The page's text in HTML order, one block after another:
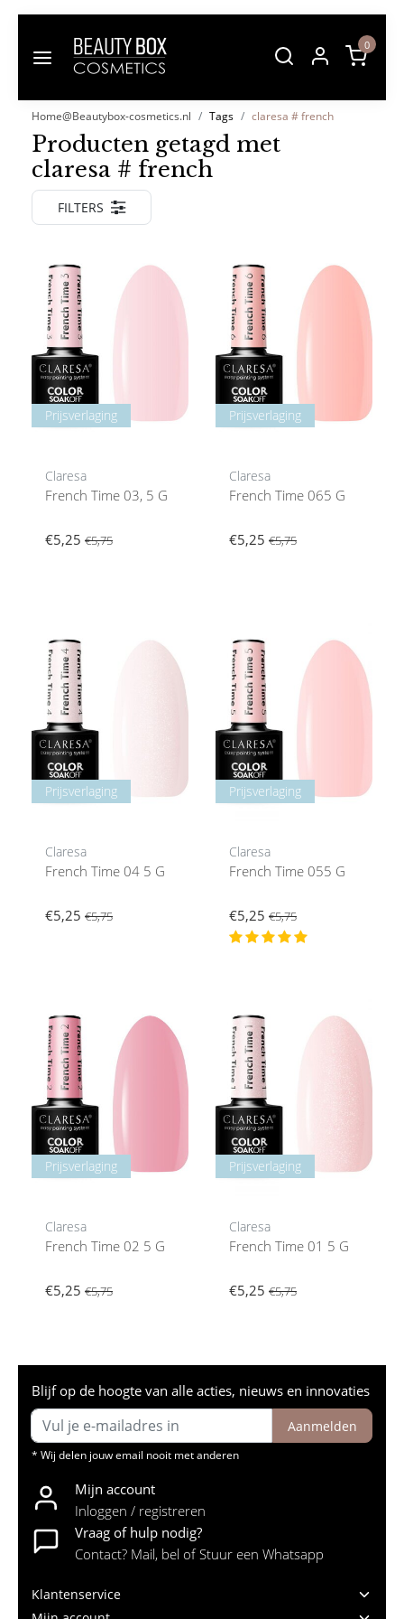
0
Home@Beautybox-cosmetics.nl Tags claresa # french
Producten getagd met
claresa # french
FILTERS
Prijsverlaging
Claresa
French Time 03, 5 G
€5,25 €5,75
Prijsverlaging
Claresa
French Time 065 G
€5,25 €5,75
Prijsverlaging
Claresa
French Time 04 5 G
€5,25 €5,75
Prijsverlaging
Claresa
French Time 055 G
€5,25 €5,75
Prijsverlaging
Claresa
French Time 02 5 G
€5,25 €5,75
Prijsverlaging
Claresa
French Time 01 5 G
€5,25 €5,75
Blijf op de hoogte van alle acties, nieuws en innovaties
Aanmelden
* Wij delen jouw email nooit met anderen
Mijn account
Inloggen / registreren
Vraag of hulp nodig?
Contact? Mail, bel of Stuur een Whatsapp
Klantenservice